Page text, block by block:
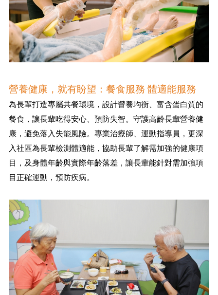
營養健康，就有盼望：餐食服務 體適能服務
為長輩打造專屬共餐環境，設計營養均衡、富含蛋白質的
餐食，讓長輩吃得安心、預防失智。守護高齡長輩營養健
康，避免落入失能風險。專業治療師、運動指導員，更深
入社區為長輩檢測體適能，協助長輩了解需加強的健康項
目，及身體年齡與實際年齡落差，讓長輩能針對需加強項
目正確運動，預防疾病。